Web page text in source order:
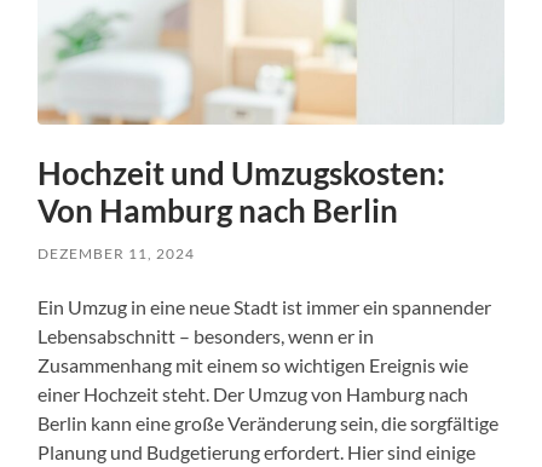
Hochzeit und Umzugskosten:
Von Hamburg nach Berlin
DEZEMBER 11, 2024
Ein Umzug in eine neue Stadt ist immer ein spannender
Lebensabschnitt – besonders, wenn er in
Zusammenhang mit einem so wichtigen Ereignis wie
einer Hochzeit steht. Der Umzug von Hamburg nach
Berlin kann eine große Veränderung sein, die sorgfältige
Planung und Budgetierung erfordert. Hier sind einige